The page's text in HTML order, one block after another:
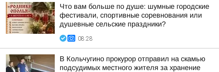
Что вам больше по душе: шумные городские
фестивали, спортивные соревнования или
душевные сельские праздники?
08:28
В Кольчугино прокурор отправил на скамью
подсудимых местного жителя за хранение